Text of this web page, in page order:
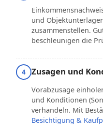
und
zusammenstellen.
beschleunigen die
4 Zusagen und
Vorabzusage
und Konditionen
verhandeln. Mit
Besichtigung &